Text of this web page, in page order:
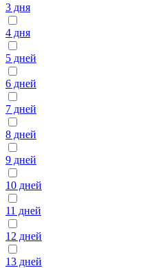
3 дня
4 дня
5 дней
6 дней
7 дней
8 дней
9 дней
10 дней
11 дней
12 дней
13 дней